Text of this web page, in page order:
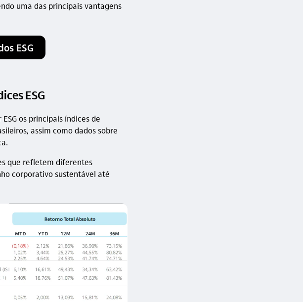
uma das principais vantagens
ESG
ESG
os principais índices de
assim como dados sobre
que refletem diferentes
corporativo sustentável até